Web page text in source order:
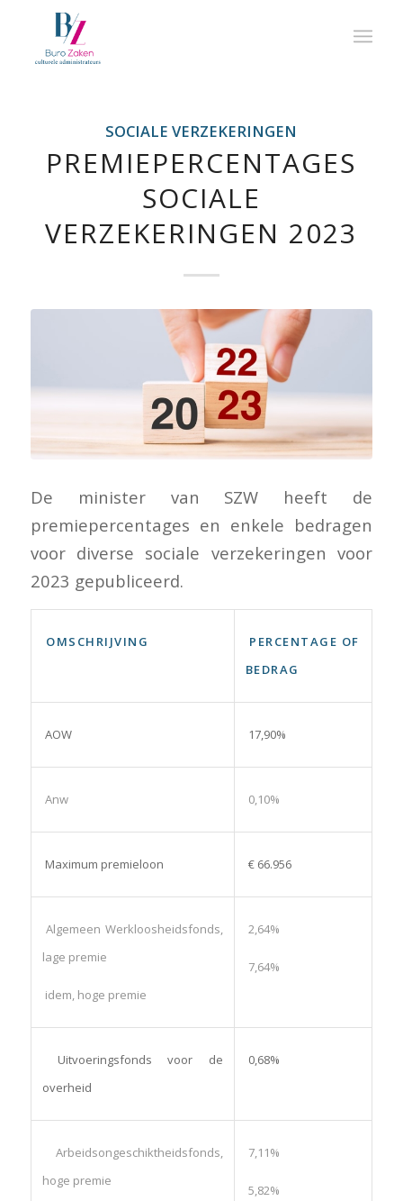
SOCIALE VERZEKERINGEN
PREMIEPERCENTAGES
SOCIALE
VERZEKERINGEN 2023
De minister van SZW heeft de
premiepercentages en enkele bedragen
voor diverse sociale verzekeringen voor
2023 gepubliceerd.
OMSCHRIJVING
PERCENTAGE OF
BEDRAG
AOW 17,90%
Anw 0,10%
Maximum premieloon € 66.956
Algemeen Werkloosheidsfonds,
lage premie
idem, hoge premie
2,64%
7,64%
Uitvoeringsfonds voor de
overheid
0,68%
Arbeidsongeschiktheidsfonds,
hoge premie
7,11%
5,82%